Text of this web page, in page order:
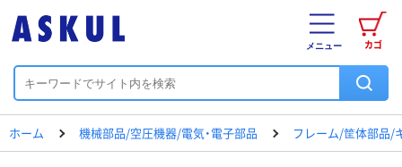
カゴ
メニュー
ホーム 機械部品/空圧機器/電気・電子部品 フレーム/筐体部品/